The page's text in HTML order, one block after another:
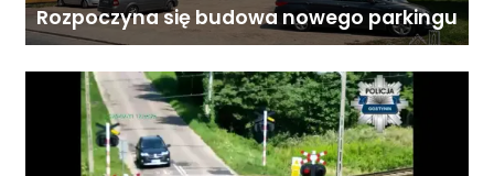
Rozpoczyna się budowa nowego parkingu